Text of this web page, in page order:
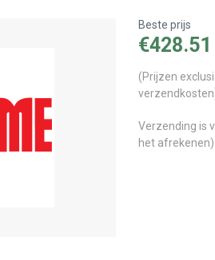
Beste prijs
€428.51
(Prijzen
Verzending is
het afrekenen)